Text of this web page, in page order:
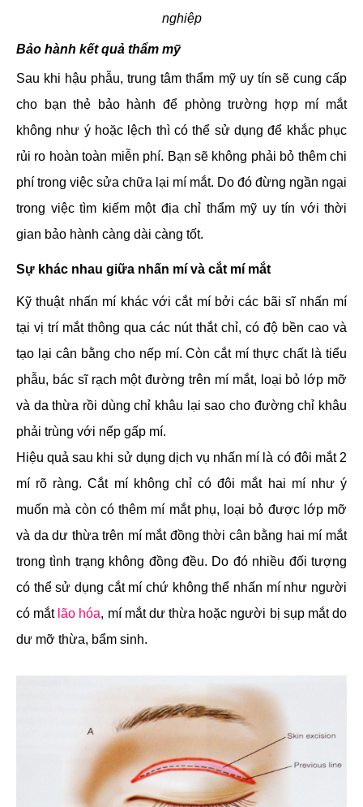
nghiệp
Bảo hành kết quả thẩm mỹ
Sau khi hậu phẫu, trung tâm thẩm mỹ uy tín sẽ cung cấp
cho bạn thẻ bảo hành để phòng trường hợp mí mắt
không như ý hoặc lệch thì có thể sử dụng để khắc phục
rủi ro hoàn toàn miễn phí. Bạn sẽ không phải bỏ thêm chi
phí trong việc sửa chữa lại mí mắt. Do đó đừng ngần ngại
trong việc tìm kiếm một địa chỉ thẩm mỹ uy tín với thời
gian bảo hành càng dài càng tốt.
Sự khác nhau giữa nhấn mí và cắt mí mắt
Kỹ thuật nhấn mí khác với cắt mí bởi các bãi sĩ nhấn mí
tại vị trí mắt thông qua các nút thắt chỉ, có độ bền cao và
tạo lại cân bằng cho nếp mí. Còn cắt mí thực chất là tiểu
phẫu, bác sĩ rạch một đường trên mí mắt, loại bỏ lớp mỡ
và da thừa rồi dùng chỉ khâu lại sao cho đường chỉ khâu
phải trùng với nếp gấp mí.
Hiệu quả sau khi sử dụng dịch vụ nhấn mí là có đôi mắt 2
mí rõ ràng. Cắt mí không chỉ có đôi mắt hai mí như ý
muốn mà còn có thêm mí mắt phụ, loại bỏ được lớp mỡ
và da dư thừa trên mí mắt đồng thời cân bằng hai mí mắt
trong tình trạng không đồng đều. Do đó nhiều đối tượng
có thể sử dụng cắt mí chứ không thể nhấn mí như người
có mắt lão hóa, mí mắt dư thừa hoặc người bị sụp mắt do
dư mỡ thừa, bẩm sinh.